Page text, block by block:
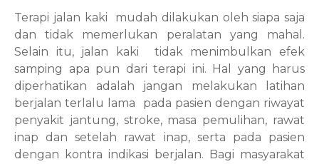
Terapi jalan kaki
mudah dilakukan oleh siapa saja
dan tidak memerlukan peralatan yang mahal.
Selain itu, jalan kaki
tidak menimbulkan efek
samping apa pun dari terapi ini. Hal yang harus
diperhatikan adalah jangan melakukan latihan
berjalan terlalu lama
pada pasien dengan riwayat
penyakit jantung, stroke, masa pemulihan, rawat
inap dan setelah rawat inap, serta pada pasien
dengan kontra indikasi berjalan. Bagi masyarakat